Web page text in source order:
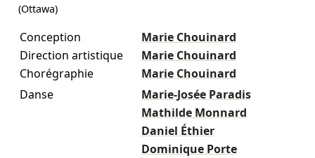
(Ottawa)
Conception
Marie Chouinard
Direction artistique
Marie Chouinard
Chorégraphie
Marie Chouinard
Danse
Marie-Josée Paradis
Mathilde Monnard
Daniel Éthier
Dominique Porte